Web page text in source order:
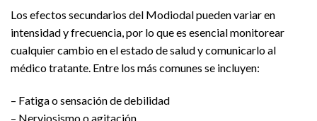
Los efectos secundarios del Modiodal pueden variar en
intensidad y frecuencia, por lo que es esencial monitorear
cualquier cambio en el estado de salud y comunicarlo al
médico tratante. Entre los más comunes se incluyen:
– Fatiga o sensación de debilidad
– Nerviosismo o agitación